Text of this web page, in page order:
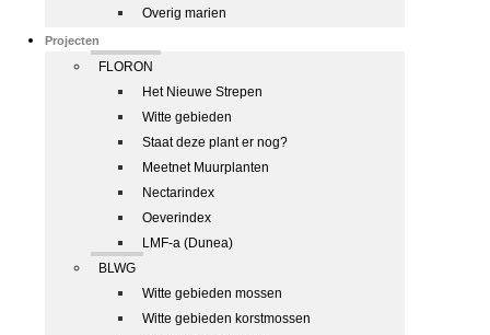
Overig marien
Projecten
FLORON
Het Nieuwe Strepen
Witte gebieden
Staat deze plant er nog?
Meetnet Muurplanten
Nectarindex
Oeverindex
LMF-a (Dunea)
BLWG
Witte gebieden mossen
Witte gebieden korstmossen